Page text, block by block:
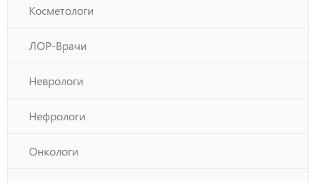
Косметологи
ЛОР-Врачи
Неврологи
Нефрологи
Онкологи